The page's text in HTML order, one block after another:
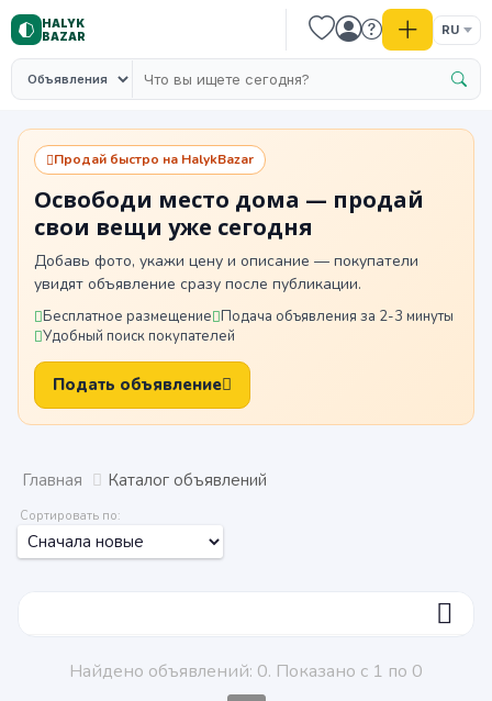
HALYK
BAZAR
RU
Продай быстро на HalykBazar
Освободи место дома — продай
свои вещи уже сегодня
Добавь фото, укажи цену и описание — покупатели
увидят объявление сразу после публикации.
Бесплатное размещение Подача объявления за 2-3 минуты
Удобный поиск покупателей
Подать объявление
Главная Каталог объявлений
Сортировать по:
Найдено объявлений: 0. Показано с 1 по 0